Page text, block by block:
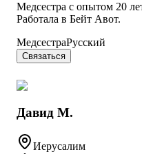
Медсестра с опытом 20
Работала в Бейт Авот.
МедсестраРусский
Связаться
Давид М.
Иерусалим